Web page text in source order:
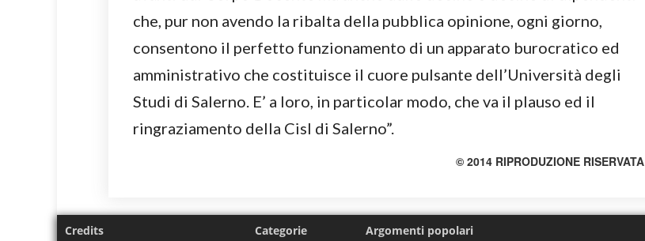
che, pur non avendo la ribalta della pubblica opinione, ogni giorno,
consentono il perfetto funzionamento di un apparato burocratico ed
amministrativo che costituisce il cuore pulsante dell’Università degli
Studi di Salerno. E’ a loro, in particolar modo, che va il plauso ed il
ringraziamento della Cisl di Salerno”.
© 2014 RIPRODUZIONE RISERVATA
Credits Categorie Argomenti popolari